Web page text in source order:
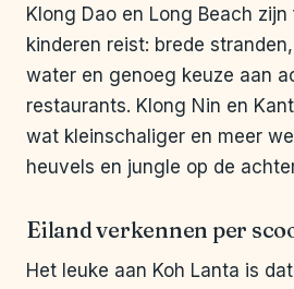
Klong Dao en Long Beach
kinderen reist: brede
water en genoeg keuze aan
restaurants. Klong Nin en
wat kleinschaliger en meer
heuvels en jungle op de
Eiland verkennen per
Het leuke aan Koh Lanta is